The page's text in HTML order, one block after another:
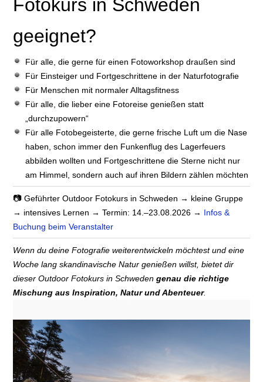
Fotokurs in Schweden
geeignet?
Für alle, die gerne für einen Fotoworkshop draußen sind
Für Einsteiger und Fortgeschrittene in der Naturfotografie
Für Menschen mit normaler Alltagsfitness
Für alle, die lieber eine Fotoreise genießen statt
„durchzupowern“
Für alle Fotobegeisterte, die gerne frische Luft um die Nase
haben, schon immer den Funkenflug des Lagerfeuers
abbilden wollten und Fortgeschrittene die Sterne nicht nur
am Himmel, sondern auch auf ihren Bildern zählen möchten
📷 Geführter Outdoor Fotokurs in Schweden → kleine Gruppe
→ intensives Lernen → Termin: 14.–23.08.2026 → Infos &
Buchung beim Veranstalter
Wenn du deine Fotografie weiterentwickeln möchtest und eine
Woche lang skandinavische Natur genießen willst, bietet dir
dieser Outdoor Fotokurs in Schweden genau die richtige
Mischung aus Inspiration, Natur und Abenteuer.